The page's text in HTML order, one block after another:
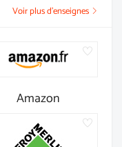
Voir plus d'enseignes
Amazon